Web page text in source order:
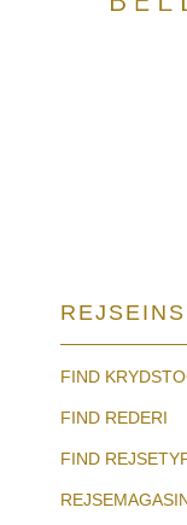
FIND
FIND REDERI
FIND